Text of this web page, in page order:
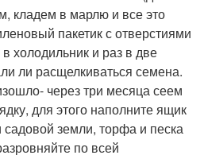
кладем в марлю и все это
пакетик с отверстиями
холодильник и раз в две
ли расщелкиваться семена.
через три месяца сеем
для этого наполните ящик
земли, торфа и песка
по всей